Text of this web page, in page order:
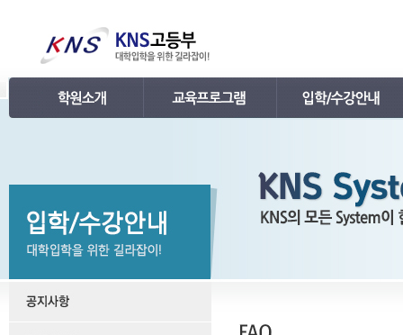
언론보도
명예의 전당
KNS 포토 갤러리
수능 프로그램
특강 프로그램
강의시간표 / 교재소개
입학안내
레벨 테스트